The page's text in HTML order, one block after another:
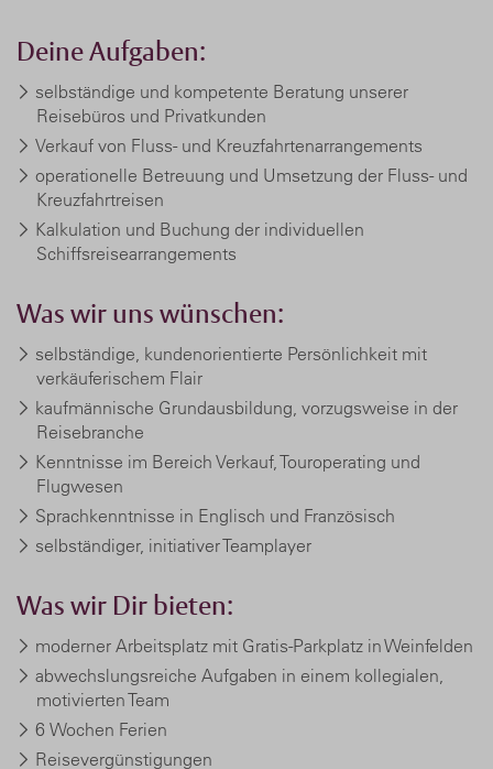
Deine Aufgaben:
selbständige und kompetente Beratung unserer
Reisebüros und Privatkunden
Verkauf von Fluss- und Kreuzfahrtenarrangements
operationelle Betreuung und Umsetzung der Fluss- und
Kreuzfahrtreisen
Kalkulation und Buchung der individuellen
Schiffsreisearrangements
Was wir uns wünschen:
selbständige, kundenorientierte Persönlichkeit mit
verkäuferischem Flair
kaufmännische Grundausbildung, vorzugsweise in der
Reisebranche
Kenntnisse im Bereich Verkauf, Touroperating und
Flugwesen
Sprachkenntnisse in Englisch und Französisch
selbständiger, initiativer Teamplayer
Was wir Dir bieten:
moderner Arbeitsplatz mit Gratis-Parkplatz in Weinfelden
abwechslungsreiche Aufgaben in einem kollegialen,
motivierten Team
6 Wochen Ferien
Reisevergünstigungen